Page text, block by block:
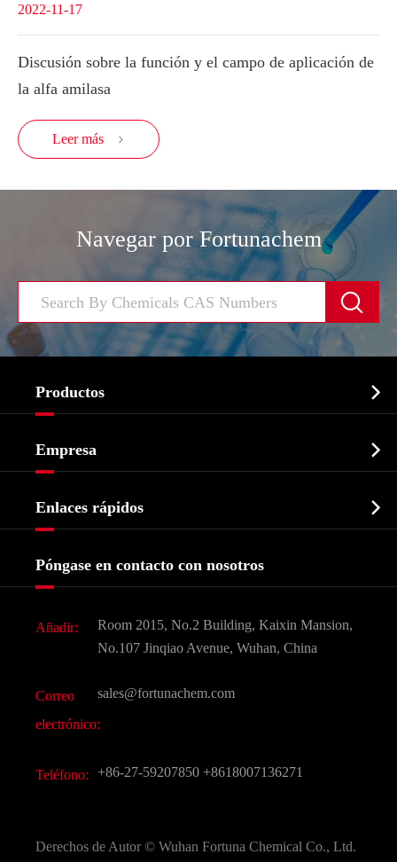
2022-11-17
Discusión sobre la función y el campo de aplicación de
la alfa amilasa
Leer más 
Navegar por Fortunachem

Productos 
Bioquímico
Agroquímicos e intermedios
Ingredientes Cosméticos
Sabores y fragancias
CAS químico
Todos los productos químicos finos
Empresa 
Historia de la empresa
Enlaces rápidos 
Preguntas frecuentes (FAQ)
Póngase en contacto con nosotros
Añadir:
Room 2015, No.2 Building, Kaixin Mansion,
No.107 Jinqiao Avenue, Wuhan, China
Correo
electrónico:
sales@fortunachem.com
Teléfono: +86-27-59207850 +8618007136271
Derechos de Autor © Wuhan Fortuna Chemical Co., Ltd.